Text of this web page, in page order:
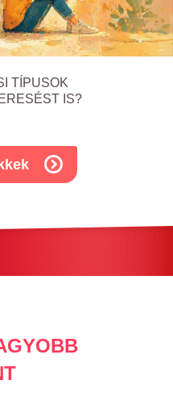
TÍPUSOK
IS?